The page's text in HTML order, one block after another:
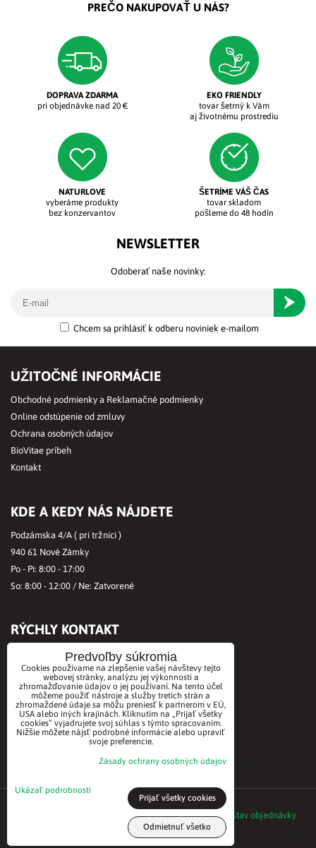
PREČO NAKUPOVAŤ U NÁS?
DOPRAVA ZDARMA
pri objednávke nad 20 €
EKO FRIENDLY
tovar šetrný k Vám
aj životnému prostrediu
NATURLOVE
vyberáme produkty
bez konzervantov
ŠETRÍME VÁŠ ČAS
tovar skladom
pošleme do 48 hodín
NEWSLETTER
Odoberať naše novinky:
Chcem sa prihlásiť k odberu noviniek e-mailom
UŽITOČNÉ INFORMÁCIE
Obchodné podmienky a Reklamačné podmienky
Online odstúpenie od zmluvy
Ochrana osobných údajov
BioVitae príbeh
Kontakt
KDE A KEDY NÁS NÁJDETE
Podzámska 4/A ( pri tržnici )
940 61 Nové Zámky
Po - Pi: 8:00 - 17:00
So: 8:00 - 12:00 / Ne: Zatvorené
RÝCHLY KONTAKT
+421356421513
Mobil:+421901712584
Email:office@biovitae.sk
AKCEPTUJEME PLATBY KARTOU
©2021 BioVitae biomarket. Všetky práva vyhradené
Zásady ochrany osobných údajov
Stav objednávky
BiznisWeb.sk
Predvoľby súkromia
Cookies používame na zlepšenie vašej návštevy tejto
webovej stránky, analýzu jej výkonnosti a
zhromažďovanie údajov o jej používaní. Na tento účel
môžeme použiť nástroje a služby tretích strán a
zhromaždené údaje sa môžu preniesť k partnerom v EÚ,
USA alebo iných krajinách. Kliknutím na „Prijať všetky
cookies“ vyjadrujete svoj súhlas s týmto spracovaním.
Nižšie môžete nájsť podrobné informácie alebo upraviť
svoje preferencie.
Zásady ochrany osobných údajov
Ukázať podrobnosti
Prijať všetky cookies
Odmietnuť všetko